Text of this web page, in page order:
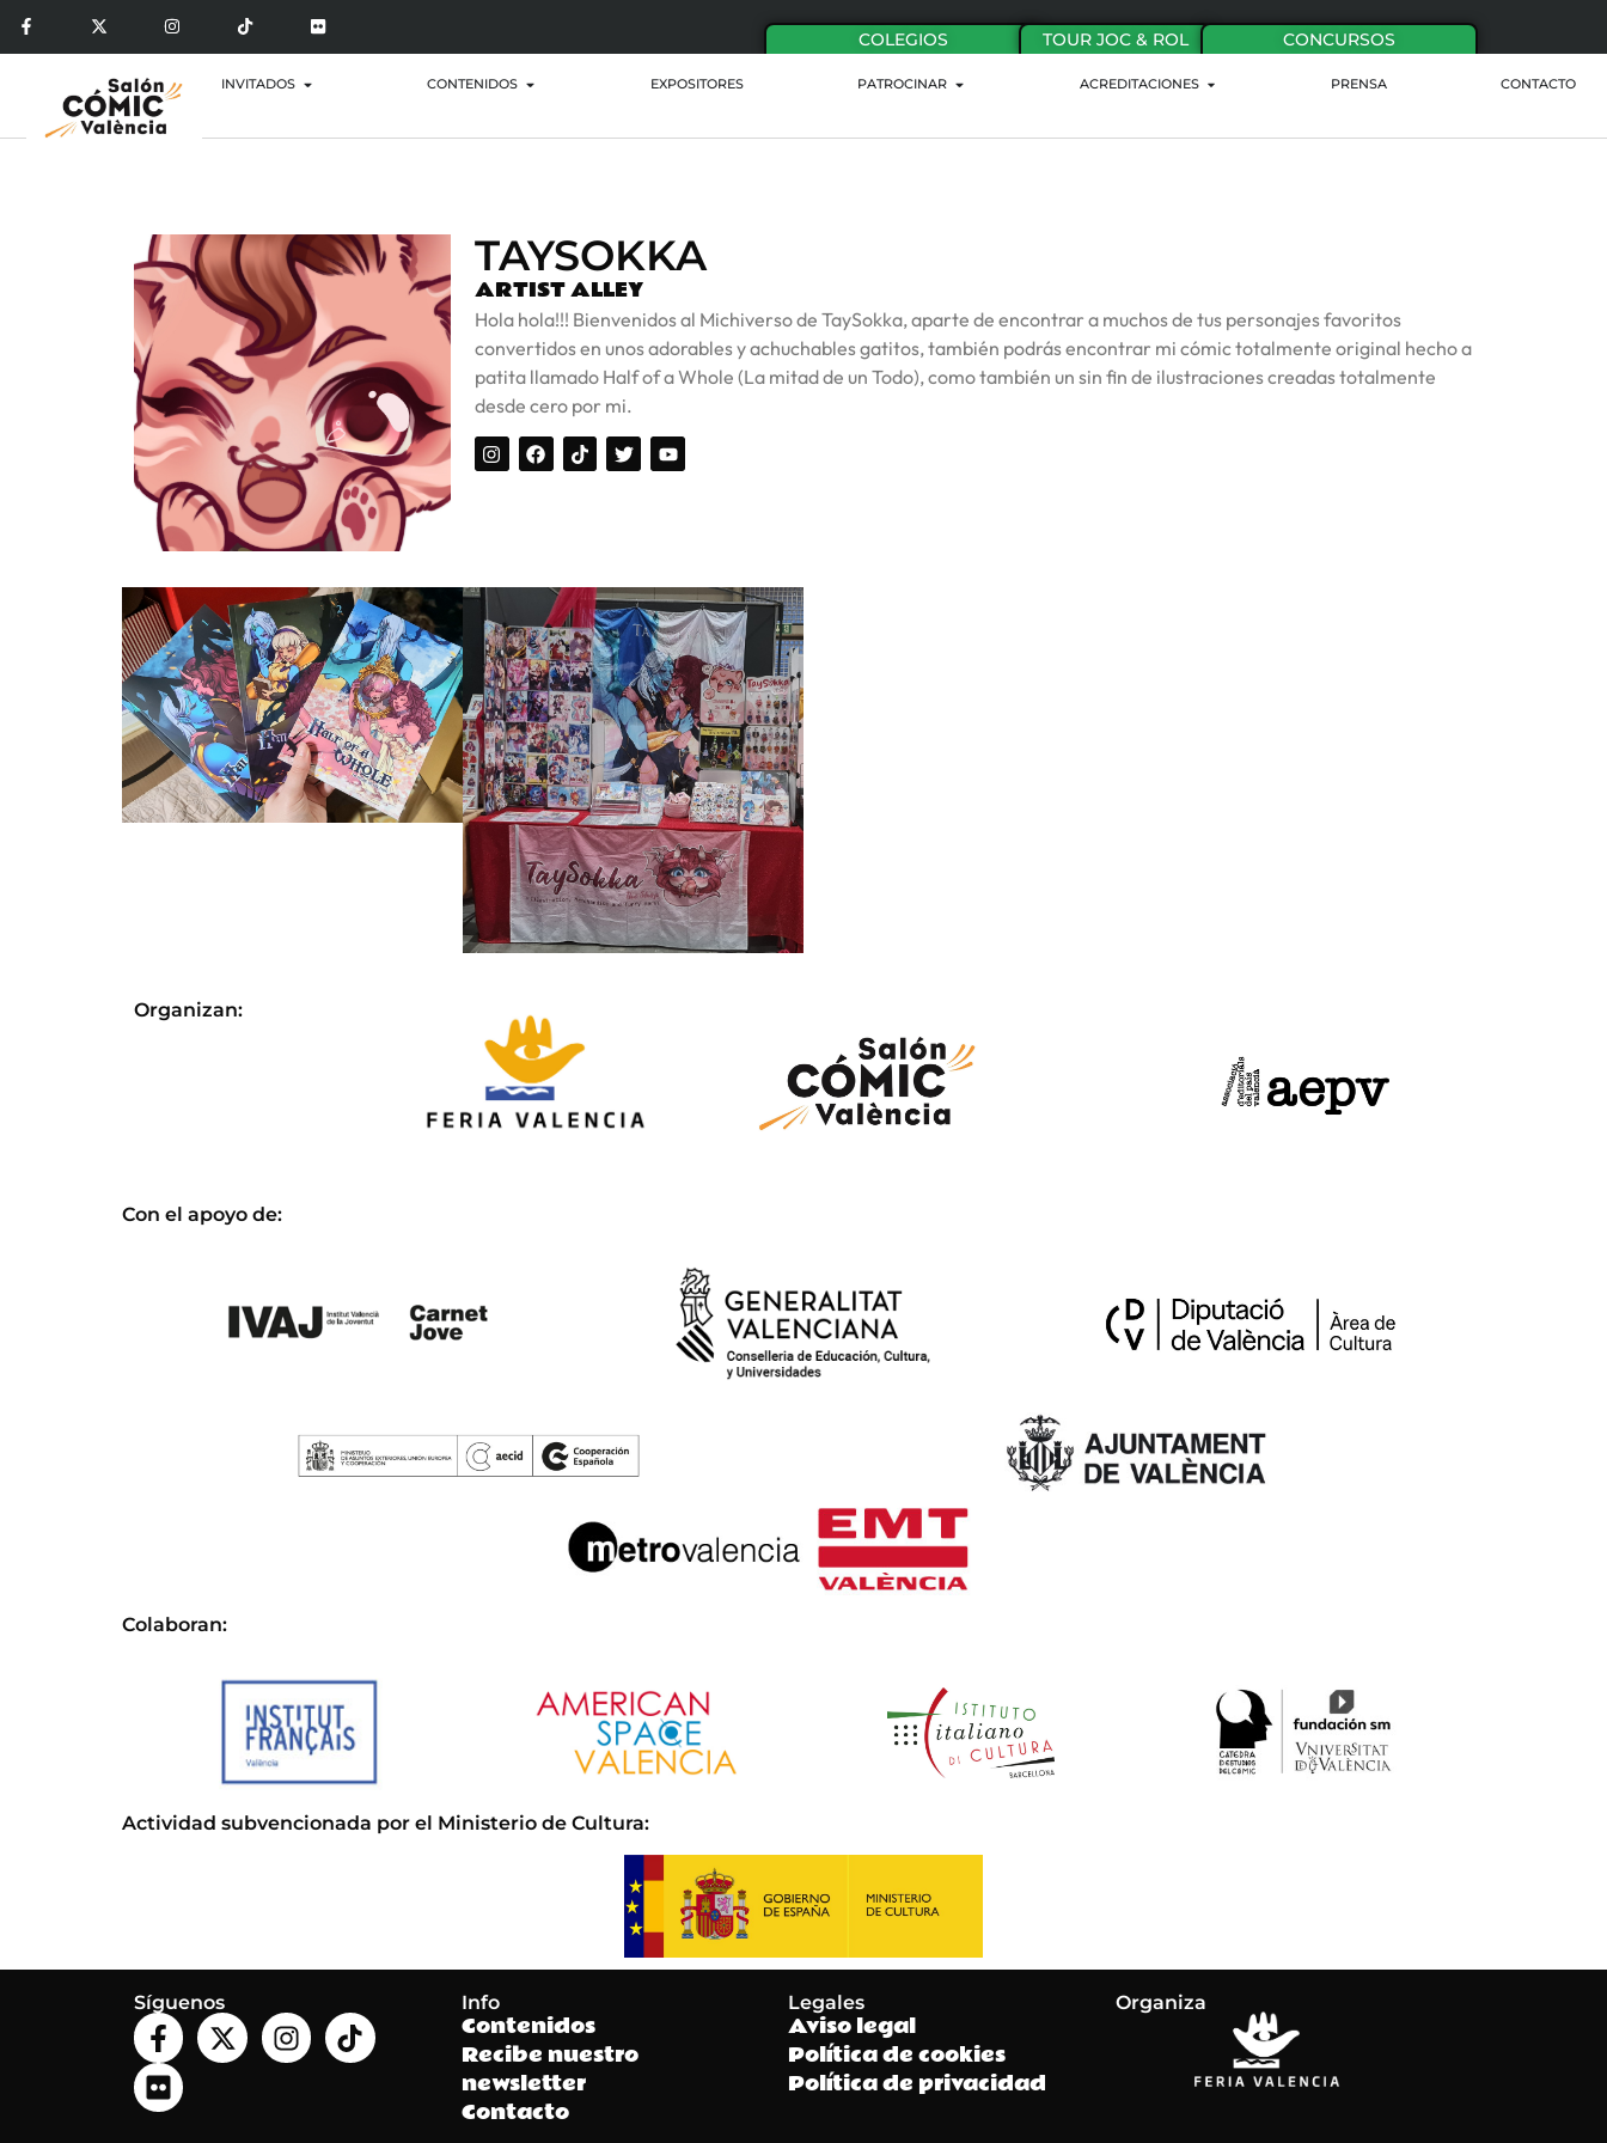
COLEGIOS TOUR JOC & ROL CONCURSOS
INVITADOS CONTENIDOS EXPOSITORES PATROCINAR ACREDITACIONES PRENSA CONTACTO
TAYSOKKA
ARTIST ALLEY
Hola hola!!! Bienvenidos al Michiverso de TaySokka, aparte de encontrar a muchos de tus personajes favoritos
convertidos en unos adorables y achuchables gatitos, también podrás encontrar mi cómic totalmente original hecho a
patita llamado Half of a Whole (La mitad de un Todo), como también un sin fin de ilustraciones creadas totalmente
desde cero por mi.
Organizan:
Con el apoyo de:
Colaboran:
Actividad subvencionada por el Ministerio de Cultura:
Síguenos Info
Contenidos
Recibe nuestro
newsletter
Contacto
Legales
Aviso legal
Política de cookies
Política de privacidad
Organiza